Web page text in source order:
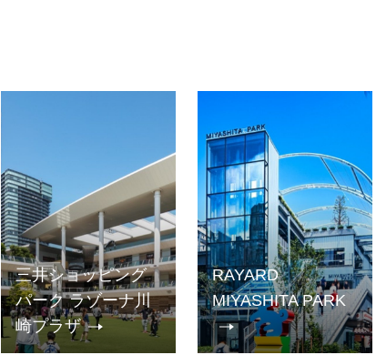
三井ショッピング
パーク ラゾーナ川
崎プラザ
RAYARD
MIYASHITA PARK